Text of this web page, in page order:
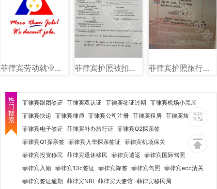
菲律宾劳动就业部（DOLE）图文讲解 菲律宾护照被扣海关单子图片样式讲解 菲律宾护照旅行证盖章图片样式
菲律宾跟团签证 菲律宾双认证 菲律宾签证过期 菲律宾机场小黑屋
菲律宾快递 菲律宾律师 菲律宾公司注册 菲律宾租房 菲律宾旅行社
菲律宾电子签证 菲律宾补办旅行证 菲律宾Q2探亲签
菲律宾Q1探亲签 菲律宾入华探亲签证 菲律宾机场保关
菲律宾投资移民 菲律宾退休移民 菲律宾遣返 菲律宾国际驾照
菲律宾入籍 菲律宾13c签证 菲律宾降签 菲律宾驾照 菲律宾ecc清关
菲律宾签证逾期 菲律宾NBI 菲律宾大使馆 菲律宾移民局